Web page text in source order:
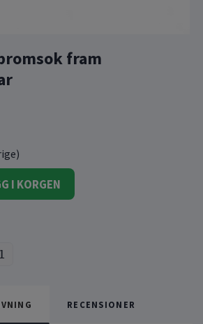
fram
I KORGEN
RECENSIONER